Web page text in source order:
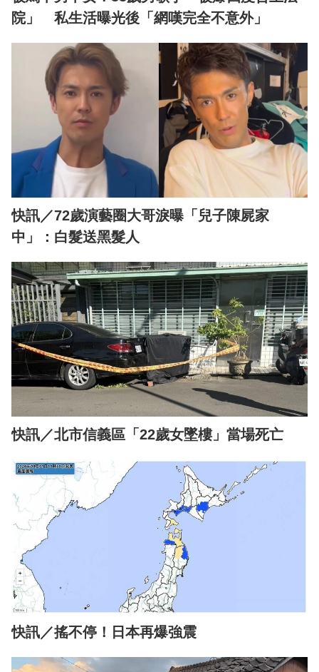
院」 私生活曝光後「網嘆完全不意外」
快訊／72歲演藝圈大哥淚曝「兒子陳屍家
中」：白髮送黑髮人
快訊／北市信義區「22歲女墜樓」當場死亡
快訊／搖不停！日本再爆強震